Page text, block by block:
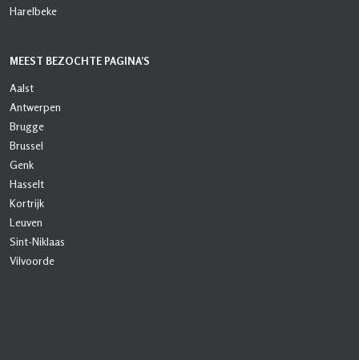
Harelbeke
MEEST BEZOCHTE PAGINA’S
Aalst
Antwerpen
Brugge
Brussel
Genk
Hasselt
Kortrijk
Leuven
Sint-Niklaas
Vilvoorde